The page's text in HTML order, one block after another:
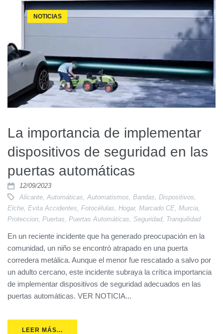
NOTICIAS
La importancia de implementar
dispositivos de seguridad en las
puertas automáticas
12/09/2023
Alicante Automáticas Automatismos Bandas Dispositivos
Elche, Evita Accidentes, Fotocélulas, Hogar, Marcado CE, Murcia,
Proteccion, Puertas, Puertas Automáticas, Seguridad, Tranquilidad
En un reciente incidente que ha generado preocupación en la
comunidad, un niño se encontró atrapado en una puerta
corredera metálica. Aunque el menor fue rescatado a salvo por
un adulto cercano, este incidente subraya la crítica importancia
de implementar dispositivos de seguridad adecuados en las
puertas automáticas. VER NOTICIA...
LEER MÁS...